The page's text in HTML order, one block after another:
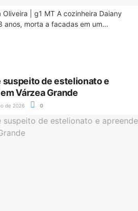
Oliveira | g1 MT A cozinheira Daiany
anos, morta a facadas em um...
de estelionato e
Várzea Grande
de 2026 0